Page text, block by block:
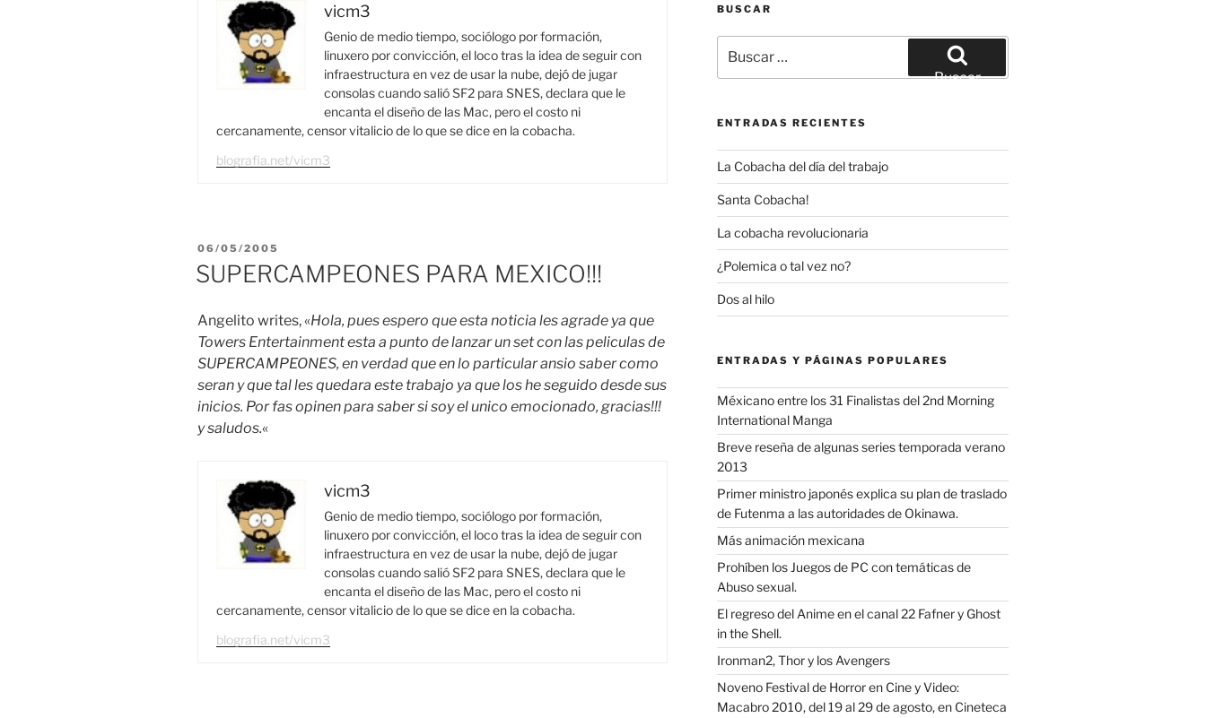
vicm3
Genio de medio tiempo, sociólogo por formación,
linuxero por convicción, el loco tras la idea de seguir con
infraestructura en vez de usar la nube, dejó de jugar
consolas cuando salió SF2 para SNES, declara que le
encanta el diseño de las Mac, pero el costo ni
cercanamente, censor vitalicio de lo que se dice en la cobacha.
blografia.net/vicm3
PUBLICADO
06/05/2005
SUPERCAMPEONES PARA MEXICO!!!
Angelito writes, «Hola, pues espero que esta noticia les agrade ya que
Towers Entertainment esta a punto de lanzar un set con las peliculas de
SUPERCAMPEONES, en verdad que en lo particular ansio saber como
seran y que tal les quedara este trabajo ya que los he seguido desde sus
inicios. Por fas opinen para saber si soy el unico emocionado, gracias!!!
y saludos.«
vicm3
Genio de medio tiempo, sociólogo por formación,
linuxero por convicción, el loco tras la idea de seguir con
infraestructura en vez de usar la nube, dejó de jugar
consolas cuando salió SF2 para SNES, declara que le
encanta el diseño de las Mac, pero el costo ni
cercanamente, censor vitalicio de lo que se dice en la cobacha.
blografia.net/vicm3
BUSCAR
por:
Buscar
ENTRADAS RECIENTES
La Cobacha del día del trabajo
Santa Cobacha!
La cobacha revolucionaria
¿Polemica o tal vez no?
Dos al hilo
ENTRADAS Y PÁGINAS POPULARES
Méxicano entre los 31 Finalistas del 2nd Morning
International Manga
Breve reseña de algunas series temporada verano
2013
Primer ministro japonés explica su plan de traslado
de Futenma a las autoridades de Okinawa.
Más animación mexicana
Prohíben los Juegos de PC con temáticas de
Abuso sexual.
El regreso del Anime en el canal 22 Fafner y Ghost
in the Shell.
Ironman2, Thor y los Avengers
Noveno Festival de Horror en Cine y Video:
Macabro 2010, del 19 al 29 de agosto, en Cineteca